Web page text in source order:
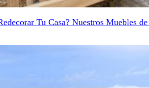
Tu Casa? Nuestros Muebles